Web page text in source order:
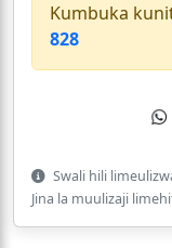
Kumbuka
828
Swali hili
Jina la muulizaji